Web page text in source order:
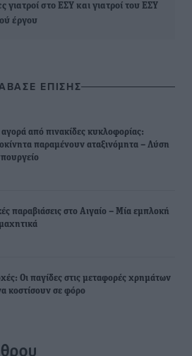
γιατροί στο ΕΣΥ και γιατροί του ΕΣΥ
έργου
ΕΠΙΣΗΣ
από πινακίδες κυκλοφορίας:
παραμένουν αταξινόμητα – Λύση
παραβιάσεις στο Αιγαίο – Μία εμπλοκή
Οι παγίδες στις μεταφορές χρημάτων
κοστίσουν σε φόρο